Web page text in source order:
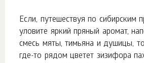
Если, путешествуя по сибирским
уловите яркий пряный аромат,
смесь мяты, тимьяна и душицы,
где-то рядом цветет зизифора